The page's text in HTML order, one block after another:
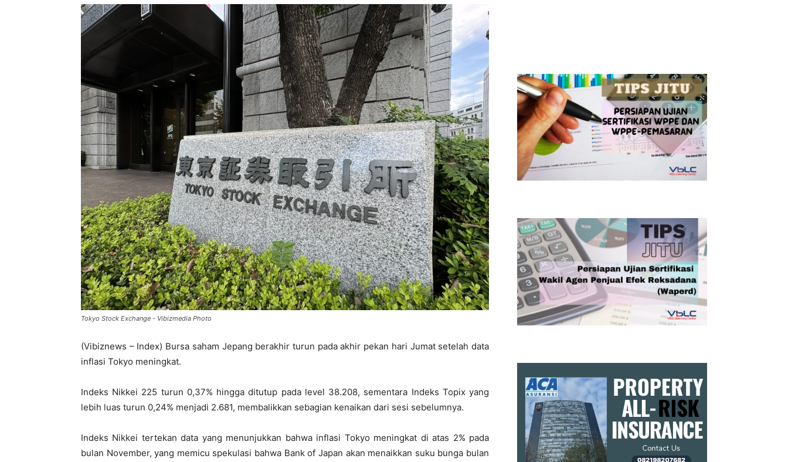
Tokyo Stock Exchange - Vibizmedia Photo
(Vibiznews – Index) Bursa saham Jepang berakhir turun pada akhir pekan hari Jumat setelah data
inflasi Tokyo meningkat.
Indeks Nikkei 225 turun 0,37% hingga ditutup pada level 38.208, sementara Indeks Topix yang
lebih luas turun 0,24% menjadi 2.681, membalikkan sebagian kenaikan dari sesi sebelumnya.
Indeks Nikkei tertekan data yang menunjukkan bahwa inflasi Tokyo meningkat di atas 2% pada
bulan November, yang memicu spekulasi bahwa Bank of Japan akan menaikkan suku bunga bulan